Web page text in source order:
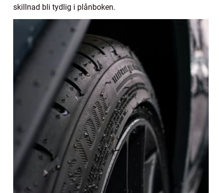
skillnad bli tydlig i plånboken.